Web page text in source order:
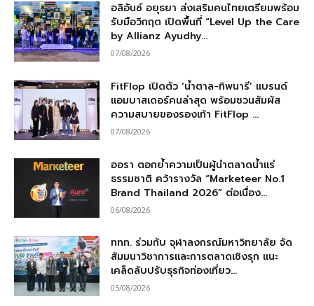
อลิอันซ์ อยุธยา ส่งเสริมคนไทยเตรียมพร้อม
รับมือวิกฤต เปิดพื้นที่ “Level Up the Care
by Allianz Ayudhy...
07/08/2026
FitFlop เปิดตัว ‘น้ำตาล-ทิพนารี’ แบรนด์
แอมบาสเดอร์คนล่าสุด พร้อมชวนสัมผัส
ความสบายของรองเท้า FitFlop ...
07/08/2026
ออรา ตอกย้ำความเป็นผู้นำตลาดน้ำแร่
ธรรมชาติ คว้ารางวัล “Marketeer No.1
Brand Thailand 2026” ต่อเนื่อง...
06/08/2026
ททท. ร่วมกับ จุฬาลงกรณ์มหาวิทยาลัย จัด
สัมมนาวิชาการและการตลาดเชิงรุก แนะ
เคล็ดลับปรับธุรกิจท่องเที่ยว...
05/08/2026